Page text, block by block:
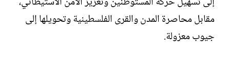
مقابل محاصرة المدن والقرى الفلسطينية وتحويلها إلى
جيوب معزولة.